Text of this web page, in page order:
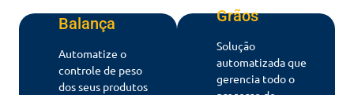
Balança
Automatize o
controle de peso
dos seus produtos
Grãos
Solução
automatizada que
gerencia todo o